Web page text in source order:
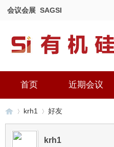
会议会展 SAGSI
首页 近期会议
krh1 好友
krh1